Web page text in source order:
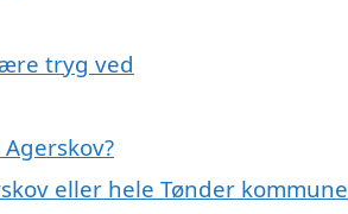
tryg ved
eller hele Tønder kommune